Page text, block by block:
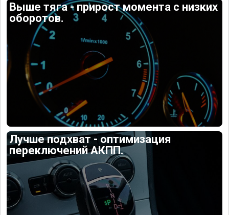
Выше тяга - прирост момента с низких
оборотов.
Лучше подхват - оптимизация
переключений АКПП.